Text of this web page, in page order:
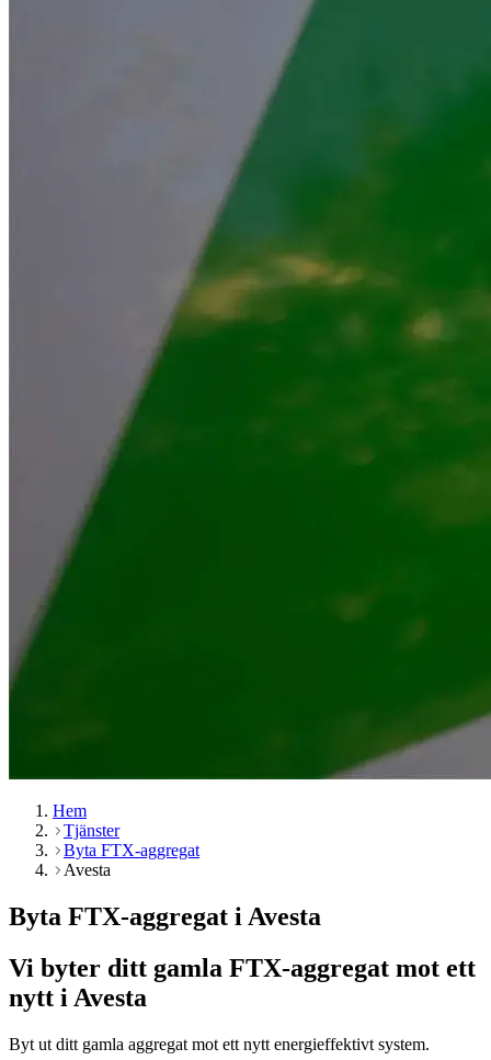
Hem
Tjänster
Byta FTX-aggregat
Avesta
Byta FTX-aggregat i Avesta
Vi byter ditt gamla FTX-aggregat mot ett
nytt i Avesta
Byt ut ditt gamla aggregat mot ett nytt energieffektivt system.